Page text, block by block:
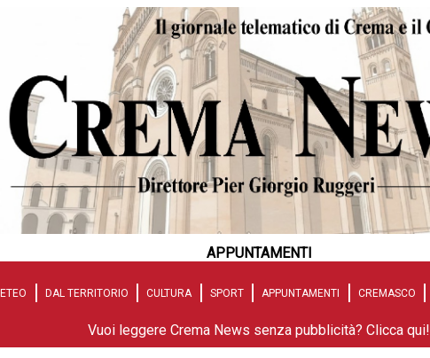
APPUNTAMENTI
DAL TERRITORIO CULTURA SPORT APPUNTAMENTI CREMASCO
Vuoi leggere Crema News senza pubblicità? Clicca qui!